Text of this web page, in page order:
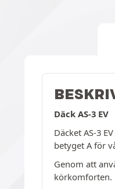
Däck AS-3 EV
Däcket AS-3
betyget A för
Genom att
körkomforten.